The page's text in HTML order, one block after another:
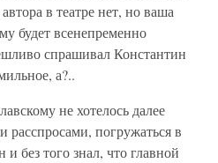
в театре нет, но ваша
будет всенепременно
спрашивал Константин
а?..
не хотелось далее
расспросами, погружаться в
и без того знал, что главной